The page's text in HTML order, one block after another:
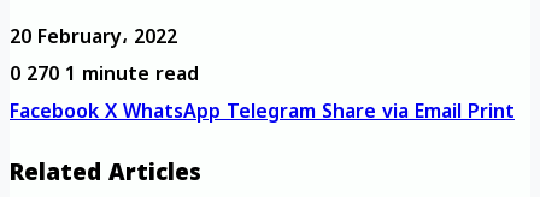
20 February، 2022
02701 minute read
FacebookXWhatsAppTelegramShare via EmailPrint
Related Articles